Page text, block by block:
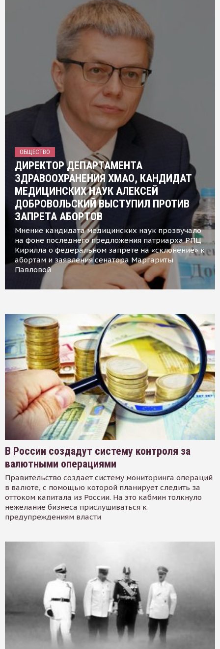
ОБЩЕСТВО
ДИРЕКТОР ДЕПАРТАМЕНТА
ЗДРАВООХРАНЕНИЯ ХМАО, КАНДИДАТ
МЕДИЦИНСКИХ НАУК АЛЕКСЕЙ
ДОБРОВОЛЬСКИЙ ВЫСТУПИЛ ПРОТИВ
ЗАПРЕТА АБОРТОВ
Мнение кандидата медицинских наук прозвучало
на фоне последнего предложения патриарха РПЦ
Кирилла о федеральном запрете на «склонение» к
абортам и заявления сенатора Маргариты
Павловой
В России создадут систему контроля за
валютными операциями
Правительство создает систему мониторинга операций
в валюте, с помощью которой планирует следить за
оттоком капитала из России. На это кабмин толкнуло
нежелание бизнеса прислушиваться к
предупреждениям власти